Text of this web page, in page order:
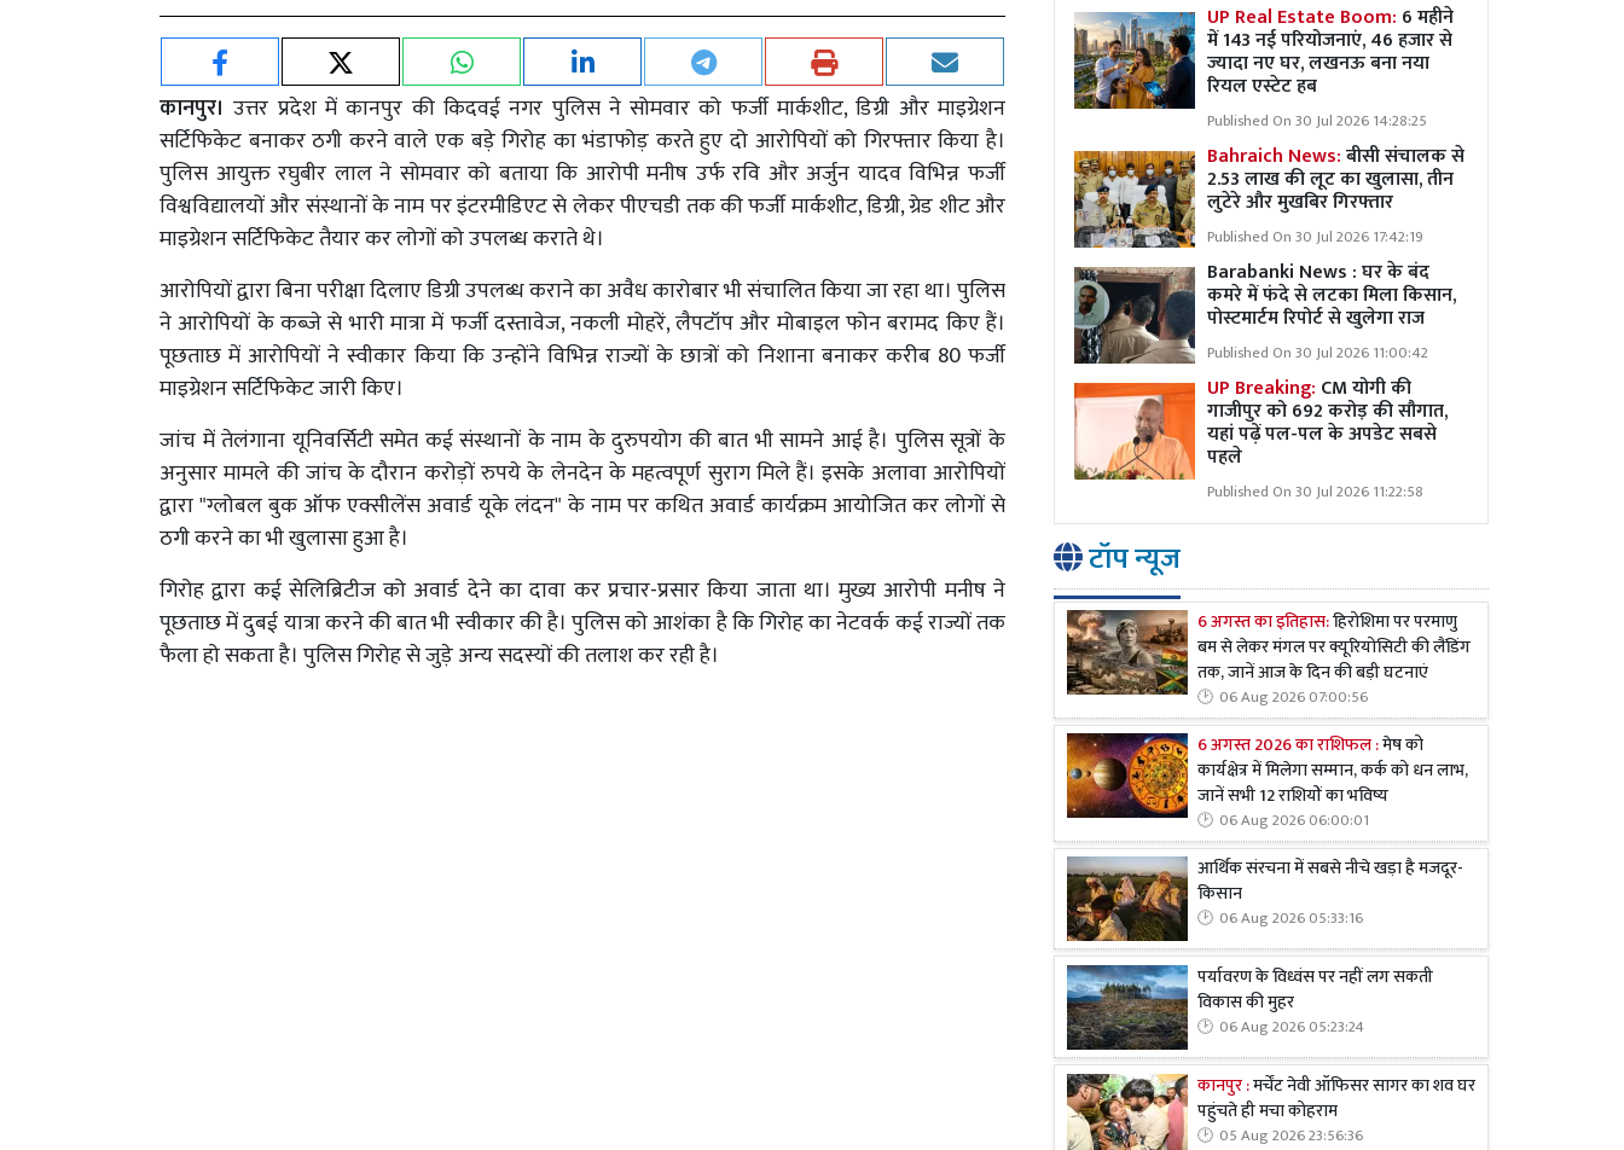
कानपुर।उत्तर प्रदेश में कानपुर की किदवई नगर पुलिस ने सोमवार को फर्जी मार्कशीट, डिग्री और माइग्रेशन
सर्टिफिकेट बनाकर ठगी करने वाले एक बड़े गिरोह का भंडाफोड़ करते हुए दो आरोपियों को गिरफ्तार किया है।
पुलिस आयुक्त रघुबीर लाल ने सोमवार को बताया कि आरोपी मनीष उर्फ रवि और अर्जुन यादव विभिन्न फर्जी
विश्वविद्यालयों और संस्थानों के नाम पर इंटरमीडिएट से लेकर पीएचडी तक की फर्जी मार्कशीट, डिग्री, ग्रेड शीट और
माइग्रेशन सर्टिफिकेट तैयार कर लोगों को उपलब्ध कराते थे।
आरोपियों द्वारा बिना परीक्षा दिलाए डिग्री उपलब्ध कराने का अवैध कारोबार भी संचालित किया जा रहा था। पुलिस
ने आरोपियों के कब्जे से भारी मात्रा में फर्जी दस्तावेज, नकली मोहरें, लैपटॉप और मोबाइल फोन बरामद किए हैं।
पूछताछ में आरोपियों ने स्वीकार किया कि उन्होंने विभिन्न राज्यों के छात्रों को निशाना बनाकर करीब 80 फर्जी
माइग्रेशन सर्टिफिकेट जारी किए।
जांच में तेलंगाना यूनिवर्सिटी समेत कई संस्थानों के नाम के दुरुपयोग की बात भी सामने आई है। पुलिस सूत्रों के
अनुसार मामले की जांच के दौरान करोड़ों रुपये के लेनदेन के महत्वपूर्ण सुराग मिले हैं। इसके अलावा आरोपियों
द्वारा "ग्लोबल बुक ऑफ एक्सीलेंस अवार्ड यूके लंदन" के नाम पर कथित अवार्ड कार्यक्रम आयोजित कर लोगों से
ठगी करने का भी खुलासा हुआ है।
गिरोह द्वारा कई सेलिब्रिटीज को अवार्ड देने का दावा कर प्रचार-प्रसार किया जाता था। मुख्य आरोपी मनीष ने
पूछताछ में दुबई यात्रा करने की बात भी स्वीकार की है। पुलिस को आशंका है कि गिरोह का नेटवर्क कई राज्यों तक
फैला हो सकता है। पुलिस गिरोह से जुड़े अन्य सदस्यों की तलाश कर रही है।
UP Real Estate Boom: 6 महीने
में 143 नई परियोजनाएं, 46 हजार से
ज्यादा नए घर, लखनऊ बना नया
रियल एस्टेट हब
Published On 30 Jul 2026 14:28:25
Bahraich News:बीसी संचालक से
2.53 लाख की लूट का खुलासा, तीन
लुटेरे और मुखबिर गिरफ्तार
Published On 30 Jul 2026 17:42:19
Barabanki News : घर के बंद
कमरे में फंदे से लटका मिला किसान,
पोस्टमार्टम रिपोर्ट से खुलेगा राज
Published On 30 Jul 2026 11:00:42
UP Breaking: CM योगी की
गाजीपुर को 692 करोड़ की सौगात,
यहां पढ़ें पल-पल के अपडेट सबसे
पहले
Published On 30 Jul 2026 11:22:58
टॉप न्यूज
6 अगस्त का इतिहास:हिरोशिमा पर परमाणु
बम से लेकर मंगल पर क्यूरियोसिटी की लैंडिंग
तक, जानें आज के दिन की बड़ी घटनाएं
06 Aug 2026 07:00:56
6 अगस्त 2026 का राशिफल :मेष को
कार्यक्षेत्र में मिलेगा सम्मान, कर्क को धन लाभ,
जानें सभी 12 राशियों का भविष्य
06 Aug 2026 06:00:01
आर्थिक संरचना में सबसे नीचे खड़ा है मजदूर-
किसान
06 Aug 2026 05:33:16
पर्यावरण के विध्वंस पर नहीं लग सकती
विकास की मुहर
06 Aug 2026 05:23:24
कानपुर :मर्चेंट नेवी ऑफिसर सागर का शव घर
पहुंचते ही मचा कोहराम
05 Aug 2026 23:56:36